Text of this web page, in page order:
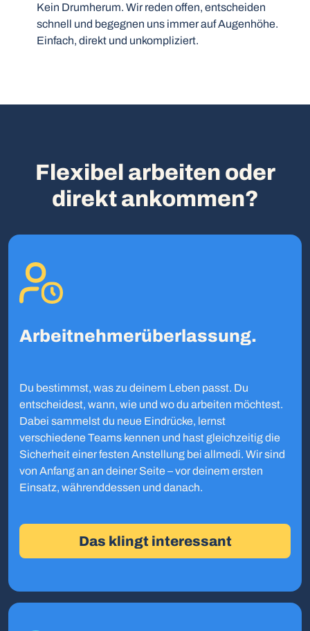
Kein Drumherum. Wir reden offen, entscheiden
schnell und begegnen uns immer auf Augenhöhe.
Einfach, direkt und unkompliziert.
Flexibel arbeiten oder
direkt ankommen?
Arbeitnehmerüberlassung.
Du bestimmst, was zu deinem Leben passt. Du
entscheidest, wann, wie und wo du arbeiten möchtest.
Dabei sammelst du neue Eindrücke, lernst
verschiedene Teams kennen und hast gleichzeitig die
Sicherheit einer festen Anstellung bei allmedi. Wir sind
von Anfang an an deiner Seite – vor deinem ersten
Einsatz, währenddessen und danach.
Das klingt interessant